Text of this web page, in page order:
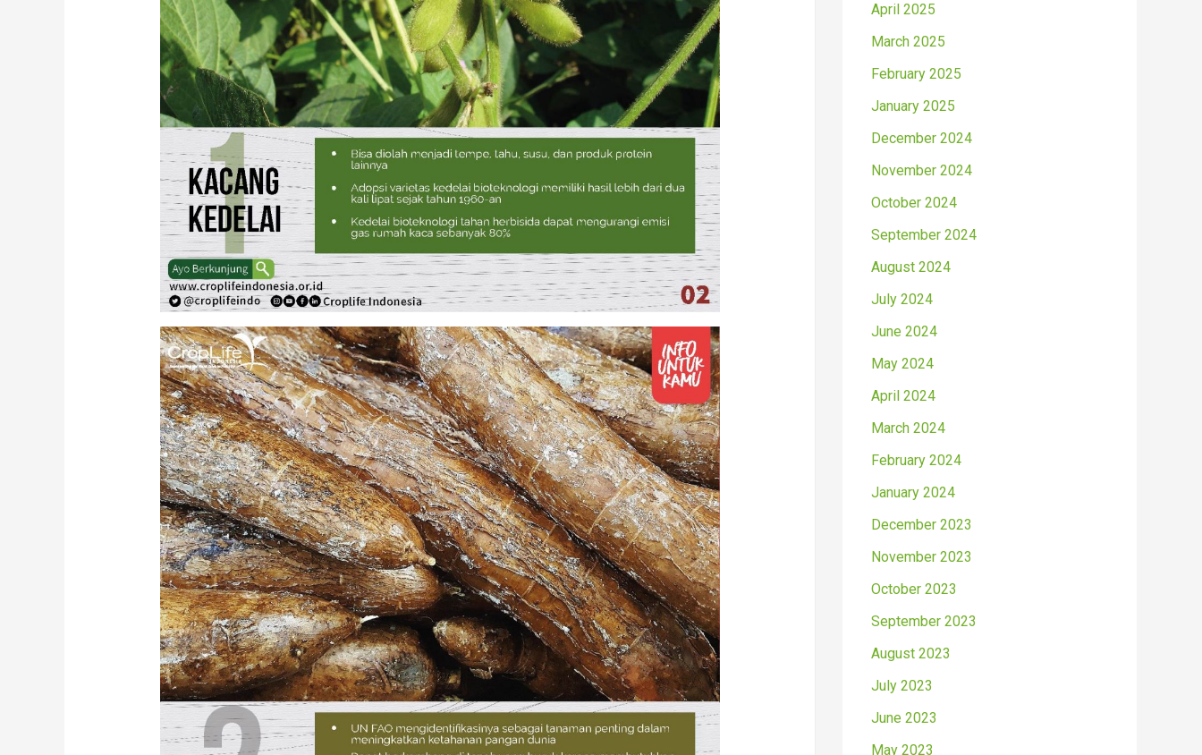
April 2025
March 2025
February 2025
January 2025
December 2024
November 2024
October 2024
September 2024
August 2024
July 2024
June 2024
May 2024
April 2024
March 2024
February 2024
January 2024
December 2023
November 2023
October 2023
September 2023
August 2023
July 2023
June 2023
May 2023